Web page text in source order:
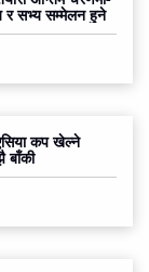
र सभ्य सम्मेलन हुने
कप खेल्ने
बाँकी